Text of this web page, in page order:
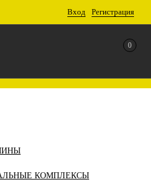
Вход Регистрация
0
КОМПЛЕКСЫ